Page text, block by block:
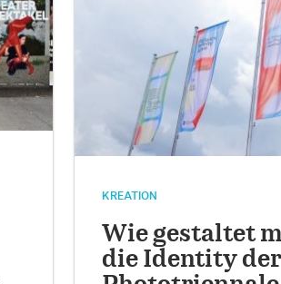
KREATION
Wie gestaltet
die Identity der